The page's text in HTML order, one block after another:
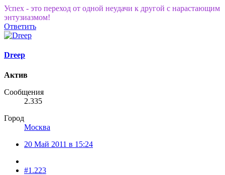
Успех - это переход от одной неудачи к другой с нарастающим
энтузиазмом!
Ответить
Dreep
Актив
Сообщения
2.335
Город
Москва
20 Май 2011 в 15:24
#1.223